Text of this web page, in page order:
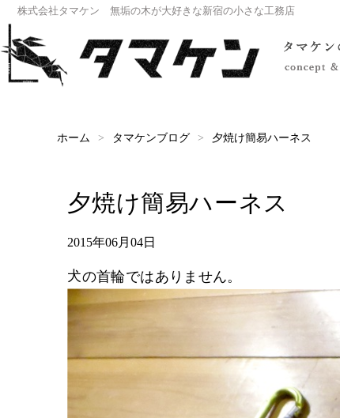
株式会社タマケン 無垢の木が大好きな新宿の小さな工務店
ホーム タマケンブログ 夕焼け簡易ハーネス
夕焼け簡易ハーネス
2015年06月04日
犬の首輪ではありません。